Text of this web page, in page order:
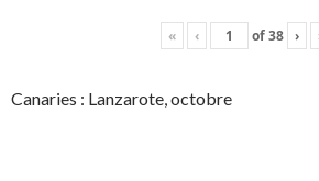
« ‹ of38 ›
Canaries : Lanzarote, octobre